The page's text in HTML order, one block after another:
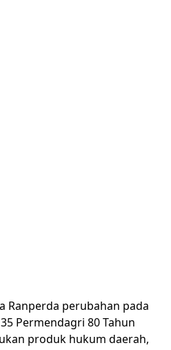
Ranperda perubahan pada
Permendagri 80 Tahun
produk hukum daerah,